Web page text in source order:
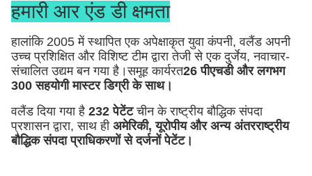
हमारी आर एंड डी क्षमता
हालांकि 2005 में स्थापित एक अपेक्षाकृत युवा कंपनी, वलैंड अपनी
उच्च प्रशिक्षित और विशिष्ट टीम द्वारा तेजी से एक दुर्जेय, नवाचार-
संचालित उद्यम बन गया है।समूह कार्यरत26 पीएचडी और लगभग
300 सहयोगी मास्टर डिग्री के साथ।
वलैंड दिया गया है 232 पेटेंटचीन के राष्ट्रीय बौद्धिक संपदा
प्रशासन द्वारा, साथ ही अमेरिकी, यूरोपीय और अन्य अंतरराष्ट्रीय
बौद्धिक संपदा प्राधिकरणों से दर्जनों पेटेंट।